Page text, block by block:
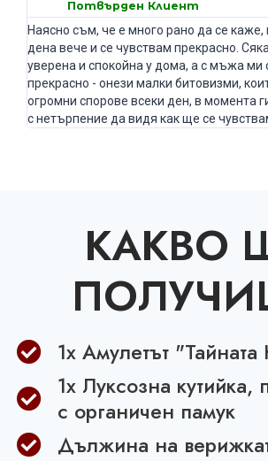
Потвърден Клиент
Наясно съм, че е много рано да се каже,
дена вече и се чувствам прекрасно.
уверена и спокойна у дома, а с мъжа ми
прекрасно - онези малки битовизми,
огромни спорове всеки ден, в момента
с нетърпение да видя как ще се
КАКВО
1х Амулетът
1x Луксозна кутийка,
с органичен памук
Дължина на